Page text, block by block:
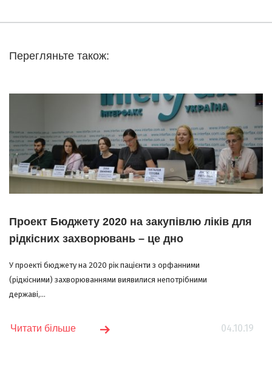
Перегляньте також:
Проект Бюджету 2020 на закупівлю ліків для
рідкісних захворювань – це дно
У проекті бюджету на 2020 рік пацієнти з орфанними
(рідкісними) захворюваннями виявилися непотрібними
державі,...
04.10.19
Читати більше